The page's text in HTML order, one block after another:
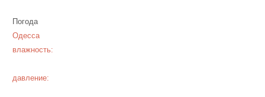
Погода
Одесса
влажность:
давление: